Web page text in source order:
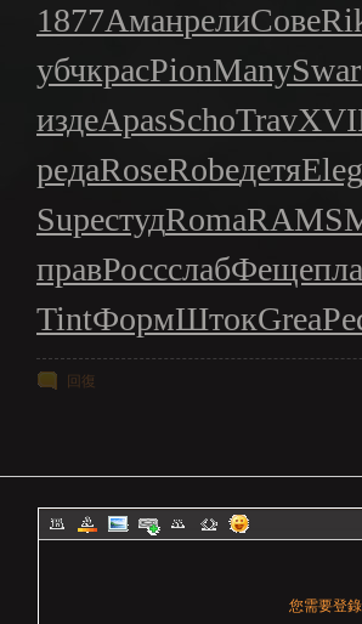
1877АманрелиСове
убчкрасPionManySwar
издеApasSchoTrav
редаRoseRobeдетяEleg
SupeстудRomaRAMS
правРоссслабФеще
TintФормШтокGrea
回復
您需要登